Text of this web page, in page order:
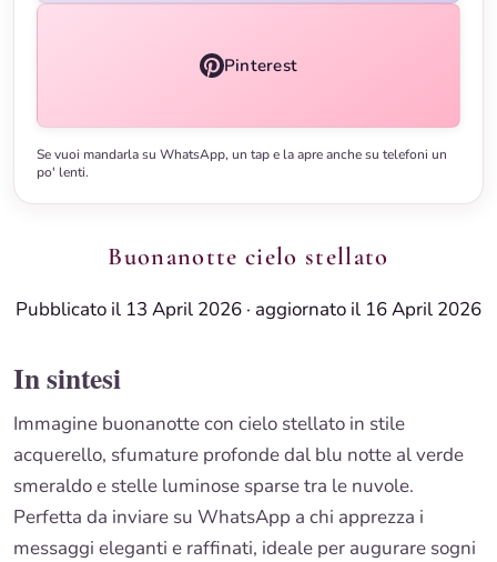
Pinterest
Se vuoi mandarla su WhatsApp, un tap e la apre anche su telefoni un
po' lenti.
Buonanotte cielo stellato
Pubblicato il 13 April 2026 · aggiornato il 16 April 2026
In sintesi
Immagine buonanotte con cielo stellato in stile
acquerello, sfumature profonde dal blu notte al verde
smeraldo e stelle luminose sparse tra le nuvole.
Perfetta da inviare su WhatsApp a chi apprezza i
messaggi eleganti e raffinati, ideale per augurare sogni